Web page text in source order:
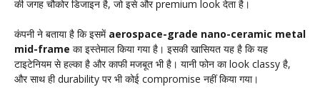
की जगह चौकोर डिजाइन है, जो इसे और premium look देता है।
कंपनी ने बताया है कि इसमें aerospace-grade nano-ceramic metal
mid-frame का इस्तेमाल किया गया है। इसकी खासियत यह है कि यह
टाइटेनियम से हल्का है और काफी मजबूत भी है। यानी फोन का look classy है,
और साथ ही durability पर भी कोई compromise नहीं किया गया।